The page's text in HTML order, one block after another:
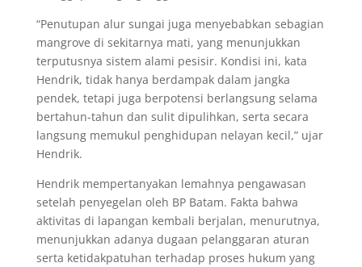
“Penutupan alur sungai juga menyebabkan sebagian
mangrove di sekitarnya mati, yang menunjukkan
terputusnya sistem alami pesisir. Kondisi ini, kata
Hendrik, tidak hanya berdampak dalam jangka
pendek, tetapi juga berpotensi berlangsung selama
bertahun-tahun dan sulit dipulihkan, serta secara
langsung memukul penghidupan nelayan kecil,” ujar
Hendrik.
Hendrik mempertanyakan lemahnya pengawasan
setelah penyegelan oleh BP Batam. Fakta bahwa
aktivitas di lapangan kembali berjalan, menurutnya,
menunjukkan adanya dugaan pelanggaran aturan
serta ketidakpatuhan terhadap proses hukum yang